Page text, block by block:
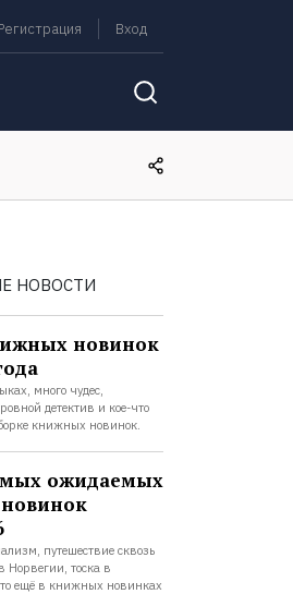
Вход
НОВОСТИ
новинок
много чудес,
детектив и кое-что
книжных новинок.
ожидаемых
путешествие сквозь
Норвегии, тоска в
ещё в книжных новинках